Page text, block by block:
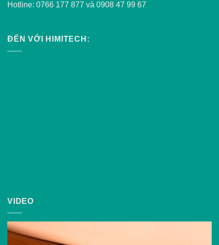
Hotline: 0766 177 877 và 0908 47 99 67
ĐẾN VỚI HIMITECH:
VIDEO